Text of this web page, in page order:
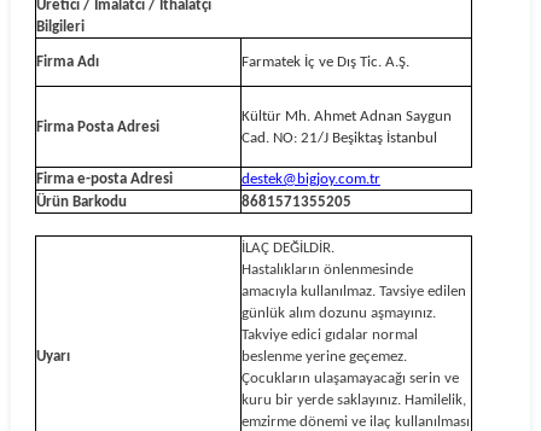
Üretici / İmalatcı / İthalatçı
Bilgileri
Firma Adı Farmatek İç ve Dış Tic. A.Ş.
Firma Posta Adresi
Kültür Mh. Ahmet Adnan Saygun
Cad. NO: 21/J Beşiktaş İstanbul
Firma e-posta Adresi
destek@bigjoy.com.tr
Ürün Barkodu
8681571355205
Uyarı
İLAÇ DEĞİLDİR.
Hastalıkların önlenmesinde
amacıyla kullanılmaz. Tavsiye edilen
günlük alım dozunu aşmayınız.
Takviye edici gıdalar normal
beslenme yerine geçemez.
Çocukların ulaşamayacağı serin ve
kuru bir yerde saklayınız. Hamilelik,
emzirme dönemi ve ilaç kullanılması